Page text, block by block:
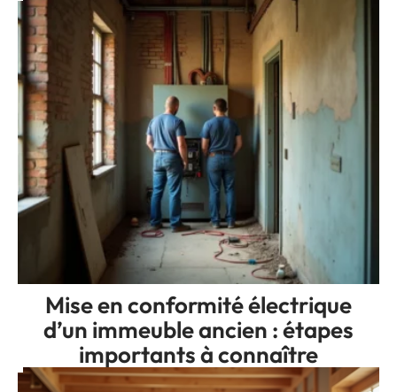
Mise en conformité électrique
d’un immeuble ancien : étapes
importants à connaître